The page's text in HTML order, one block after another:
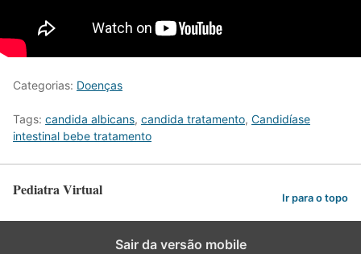
Categorias: Doenças
Tags: candida albicans, candida tratamento, Candidíase
intestinal bebe tratamento
Pediatra Virtual Ir para o topo
Sair da versão mobile